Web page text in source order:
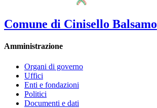
Comune di Cinisello Balsamo
Amministrazione
Organi di governo
Uffici
Enti e fondazioni
Politici
Documenti e dati